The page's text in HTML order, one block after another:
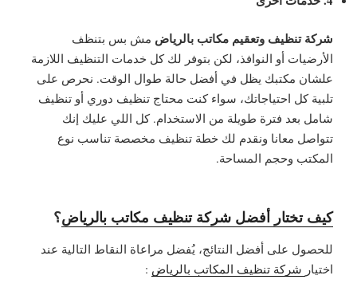
شركة تنظيف وتعقيم مكاتب بالرياض مش بس بتنظف
الأرضيات أو النوافذ، لكن بتوفر لك كل خدمات التنظيف اللازمة
علشان مكتبك يظل في أفضل حالة طوال الوقت. نحرص على
تلبية كل احتياجاتك، سواء كنت محتاج تنظيف دوري أو تنظيف
شامل بعد فترة طويلة من الاستخدام. كل اللي عليك إنك
تتواصل معانا ونقدم لك خطة تنظيف مخصصة تناسب نوع
المكتب وحجم المساحة.
كيف تختار أفضل شركة تنظيف مكاتب بالرياض؟
للحصول على أفضل النتائج، يُفضل مراعاة النقاط التالية عند
اختيار شركة تنظيف المكاتب بالرياض :